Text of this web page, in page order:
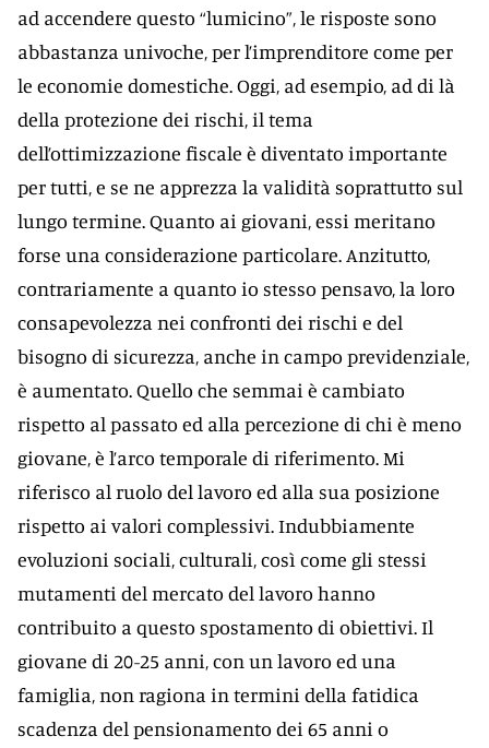
ad accendere questo “lumicino”, le risposte sono
abbastanza univoche, per l’imprenditore come per
le economie domestiche. Oggi, ad esempio, ad di là
della protezione dei rischi, il tema
dell’ottimizzazione fiscale è diventato importante
per tutti, e se ne apprezza la validità soprattutto sul
lungo termine. Quanto ai giovani, essi meritano
forse una considerazione particolare. Anzitutto,
contrariamente a quanto io stesso pensavo, la loro
consapevolezza nei confronti dei rischi e del
bisogno di sicurezza, anche in campo previdenziale,
è aumentato. Quello che semmai è cambiato
rispetto al passato ed alla percezione di chi è meno
giovane, è l’arco temporale di riferimento. Mi
riferisco al ruolo del lavoro ed alla sua posizione
rispetto ai valori complessivi. Indubbiamente
evoluzioni sociali, culturali, così come gli stessi
mutamenti del mercato del lavoro hanno
contribuito a questo spostamento di obiettivi. Il
giovane di 20-25 anni, con un lavoro ed una
famiglia, non ragiona in termini della fatidica
scadenza del pensionamento dei 65 anni o